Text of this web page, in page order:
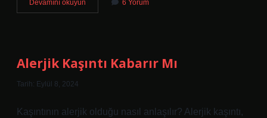
Devamını okuyun
Şükür
6 Yorum
Alerjik Kaşıntı Kabarır Mı
Tarih: Eylül 8, 2024
Kaşıntının alerjik olduğu nasıl anlaşılır? Alerjik kaşıntı,